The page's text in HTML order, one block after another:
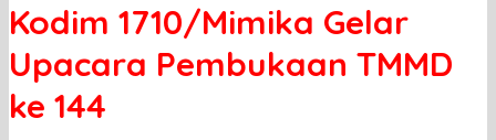
Kodim 1710/Mimika Gelar
Upacara Pembukaan TMMD
ke 144